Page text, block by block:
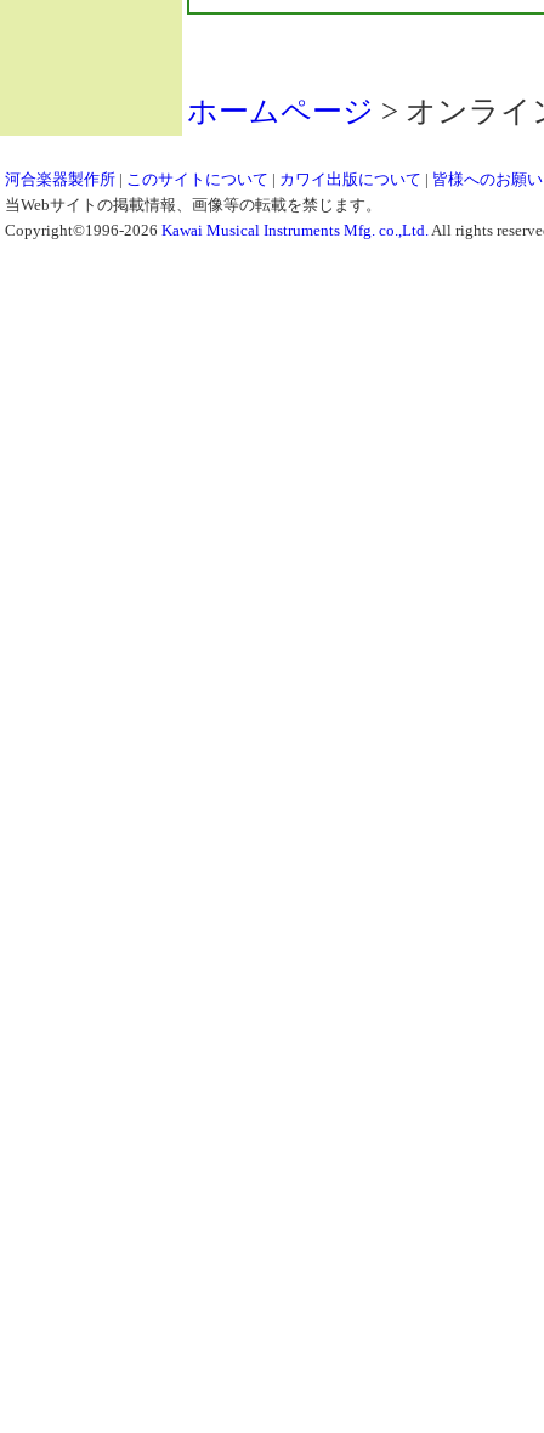
ホームページ > オンライ
河合楽器製作所 | このサイトについて | カワイ出版について | 皆様へのお願い
当Webサイトの掲載情報、画像等の転載を禁じます。
Copyright©1996-2026 Kawai Musical Instruments Mfg. co.,Ltd.All rights